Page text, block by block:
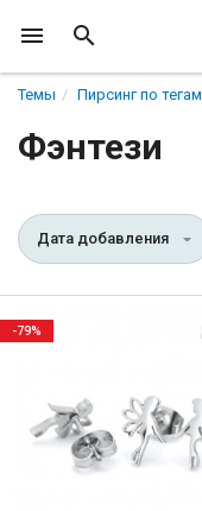
Темы Пирсинг по тегам
Фэнтези
Дата добавления
-79%